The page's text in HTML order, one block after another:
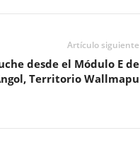
Artículo siguiente
desde el Módulo E de
Territorio Wallmapu